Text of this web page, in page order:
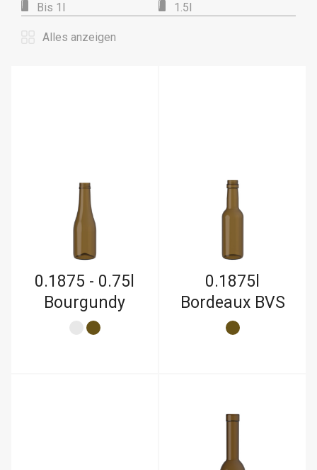
Bis 1l 1.5l
Alles anzeigen
0.1875 - 0.75l
Bourgundy
0.1875l
Bordeaux BVS